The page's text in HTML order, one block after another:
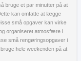
bruge et par minutter på at
kan omfatte at lægge
små opgaver kan virke
organiseret atmosfære i
små rengøringsopgaver i
hele weekenden på at